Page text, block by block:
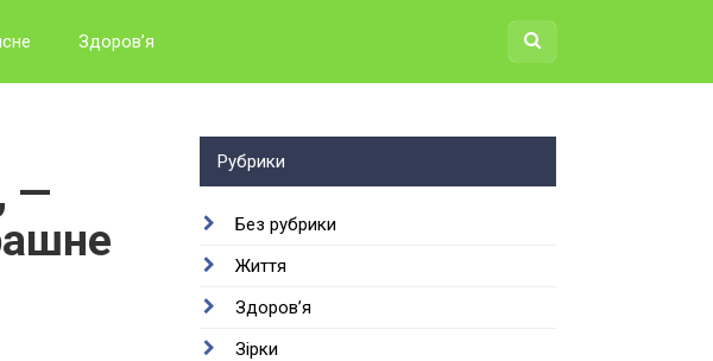
Здоров’я
—
Рубрики
Без рубрики
Життя
Здоров’я
Зірки